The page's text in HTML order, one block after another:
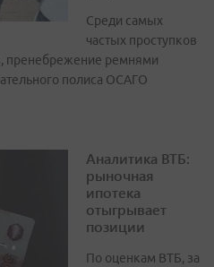
Среди самых
частых проступков
пренебрежение ремнями
полиса ОСАГО
Аналитика ВТБ:
рыночная
ипотека
отыгрывает
позиции
По оценкам ВТБ, за